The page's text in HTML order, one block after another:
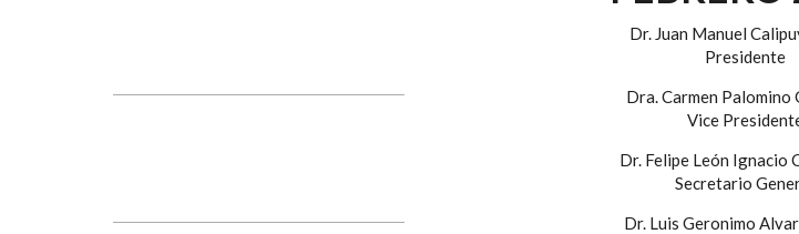
Dr. Juan Manuel
Presidente
Dra. Carmen Palomino
Vice
Dr. Felipe León Ignacio
Secretario
Dr. Luis Geronimo